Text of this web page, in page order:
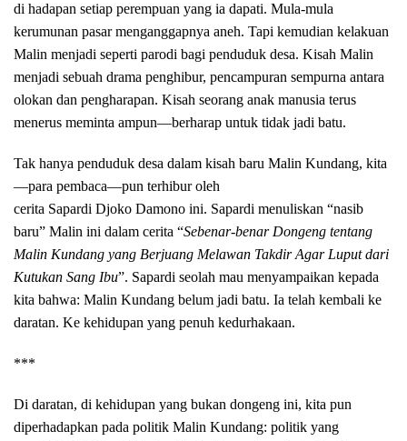
di hadapan setiap perempuan yang ia dapati. Mula-mula
kerumunan pasar menganggapnya aneh. Tapi kemudian kelakuan
Malin menjadi seperti parodi bagi penduduk desa. Kisah Malin
menjadi sebuah drama penghibur, pencampuran sempurna antara
olokan dan pengharapan. Kisah seorang anak manusia terus
menerus meminta ampun—berharap untuk tidak jadi batu.
Tak hanya penduduk desa dalam kisah baru Malin Kundang, kita
—para pembaca—pun terhibur oleh
cerita Sapardi Djoko Damono ini. Sapardi menuliskan “nasib
baru” Malin ini dalam cerita “Sebenar-benar Dongeng tentang
Malin Kundang yang Berjuang Melawan Takdir Agar Luput dari
Kutukan Sang Ibu”. Sapardi seolah mau menyampaikan kepada
kita bahwa: Malin Kundang belum jadi batu. Ia telah kembali ke
daratan. Ke kehidupan yang penuh kedurhakaan.
***
Di daratan, di kehidupan yang bukan dongeng ini, kita pun
diperhadapkan pada politik Malin Kundang: politik yang